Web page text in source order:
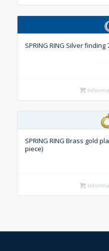
SPRING RING Silver
SPRING RING Brass gold
piece)